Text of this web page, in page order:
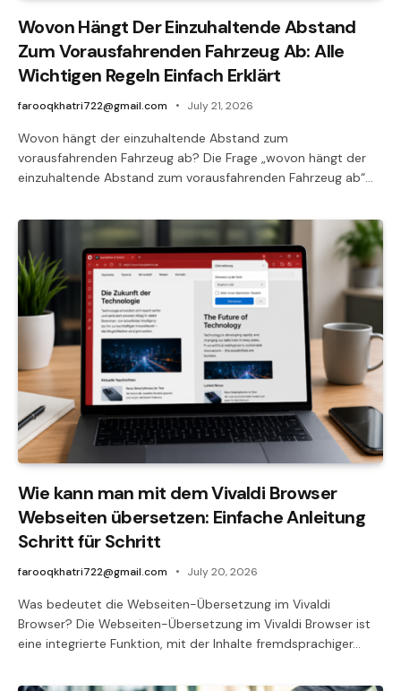
Wovon Hängt Der Einzuhaltende Abstand
Zum Vorausfahrenden Fahrzeug Ab: Alle
Wichtigen Regeln Einfach Erklärt
farooqkhatri722@gmail.com July 21, 2026
Wovon hängt der einzuhaltende Abstand zum
vorausfahrenden Fahrzeug ab? Die Frage „wovon hängt der
einzuhaltende Abstand zum vorausfahrenden Fahrzeug ab“…
Wie kann man mit dem Vivaldi Browser
Webseiten übersetzen: Einfache Anleitung
Schritt für Schritt
farooqkhatri722@gmail.com July 20, 2026
Was bedeutet die Webseiten-Übersetzung im Vivaldi
Browser? Die Webseiten-Übersetzung im Vivaldi Browser ist
eine integrierte Funktion, mit der Inhalte fremdsprachiger…